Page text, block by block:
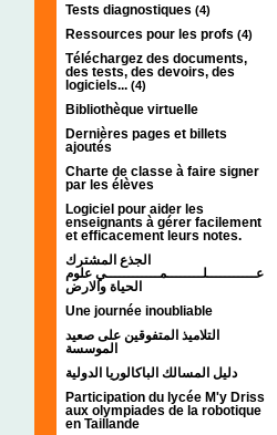
Tests diagnostiques (4)
Ressources pour les profs (4)
Téléchargez des documents,
des tests, des devoirs, des
logiciels... (4)
Bibliothèque virtuelle
Dernières pages et billets
ajoutés
Charte de classe à faire signer
par les élèves
Logiciel pour aider les
enseignants à gérer facilement
et efficacement leurs notes.
الجذع المشترك
عـــــــــــلــــــــمــــــــــــي علوم
الحياة والارض
Une journée inoubliable
التلاميذ المتفوقين على صعيد
الموسسة
دليل المسالك الباكالوريا الدولية
Participation du lycée M'y Driss
aux olympiades de la robotique
en Taillande